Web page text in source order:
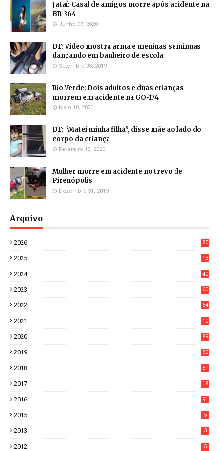
Jataí: Casal de amigos morre após acidente na
BR-364
Junho 07, 2020
DF: Vídeo mostra arma e meninas seminuas
dançando em banheiro de escola
Setembro 03, 2019
Rio Verde: Dois adultos e duas crianças
morrem em acidente na GO-174
Maio 18, 2020
DF: “Matei minha filha”, disse mãe ao lado do
corpo da criança
Fevereiro 13, 2020
Mulher morre em acidente no trevo de
Pirenópolis
Dezembro 31, 2019
Arquivo
2026
80
2025
13
2024
40
2023
60
2022
64
2021
10
2020
89
2019
90
2018
51
2017
18
2016 91
2015 5
2013 3
2012 5